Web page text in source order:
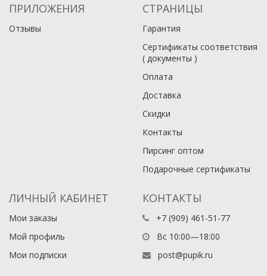
ПРИЛОЖЕНИЯ
Отзывы
СТРАНИЦЫ
Гарантия
Сертификаты соответствия
( документы )
Оплата
Доставка
Скидки
Контакты
Пирсинг оптом
Подарочные сертификаты
ЛИЧНЫЙ КАБИНЕТ
Мои заказы
Мой профиль
Мои подписки
КОНТАКТЫ
+7 (909) 461-51-77
Вс 10:00—18:00
post@pupik.ru